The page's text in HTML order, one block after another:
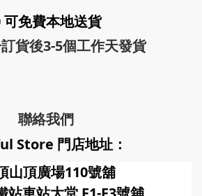
免費本地送貨
貨後3-5個工作天發貨
聯絡我們
Store 門店地址：
山頂廣場110號舖